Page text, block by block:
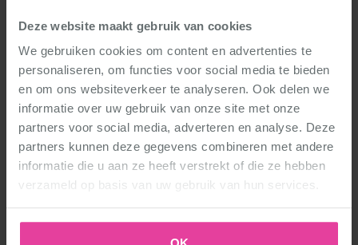
Deze website maakt gebruik van cookies
We gebruiken cookies om content en advertenties te
personaliseren, om functies voor social media te bieden
en om ons websiteverkeer te analyseren. Ook delen we
informatie over uw gebruik van onze site met onze
partners voor social media, adverteren en analyse. Deze
partners kunnen deze gegevens combineren met andere
informatie die u aan ze heeft verstrekt of die ze hebben
verzameld op basis van uw gebruik van hun services.
Dance schools
All locations
Dance styles
DéDé Danceballet
DéDé Urban
Fiesta Workout